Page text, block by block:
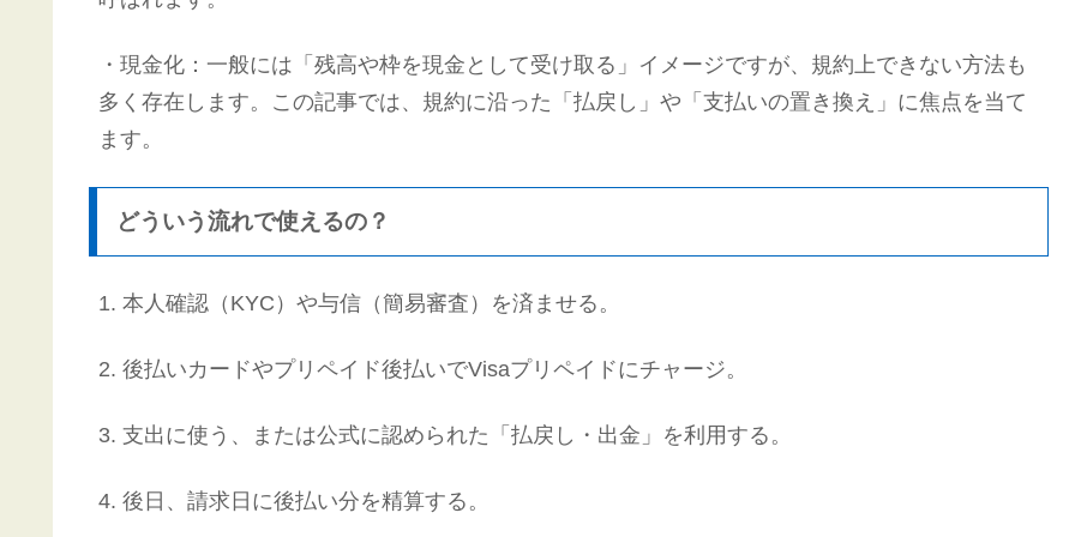
・現金化：一般には「残高や枠を現金として受け取る」イメージですが、規約上できない方法も
多く存在します。この記事では、規約に沿った「払戻し」や「支払いの置き換え」に焦点を当て
ます。
どういう流れで使えるの？
1. 本人確認（KYC）や与信（簡易審査）を済ませる。
2. 後払いカードやプリペイド後払いでVisaプリペイドにチャージ。
3. 支出に使う、または公式に認められた「払戻し・出金」を利用する。
4. 後日、請求日に後払い分を精算する。